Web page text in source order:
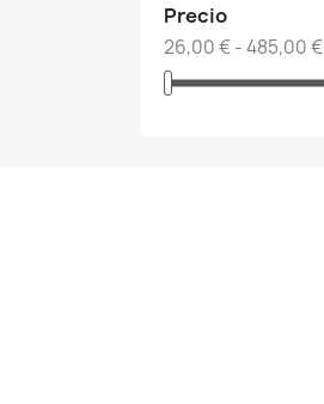
Precio
26,00 € - 485,00 €